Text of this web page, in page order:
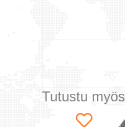
Tutustu myös